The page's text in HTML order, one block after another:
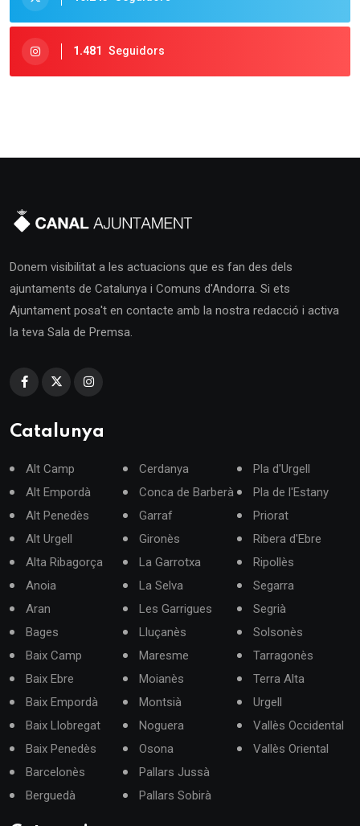
1.481 Seguidors
Donem visibilitat a les actuacions que es fan des dels
ajuntaments de Catalunya i Comuns d'Andorra. Si ets
Ajuntament posa't en contacte amb la nostra redacció i activa
la teva Sala de Premsa.
Catalunya
Alt Camp
Alt Empordà
Alt Penedès
Alt Urgell
Alta Ribagorça
Anoia
Aran
Bages
Baix Camp
Baix Ebre
Baix Empordà
Baix Llobregat
Baix Penedès
Barcelonès
Berguedà
Cerdanya
Conca de Barberà
Garraf
Gironès
La Garrotxa
La Selva
Les Garrigues
Lluçanès
Maresme
Moianès
Montsià
Noguera
Osona
Pallars Jussà
Pallars Sobirà
Pla d'Urgell
Pla de l'Estany
Priorat
Ribera d'Ebre
Ripollès
Segarra
Segrià
Solsonès
Tarragonès
Terra Alta
Urgell
Vallès Occidental
Vallès Oriental